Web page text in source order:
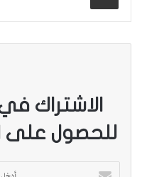
الاشتراك في
للحصول على